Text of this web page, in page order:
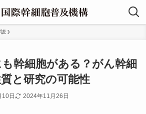
説
幹細胞がある？がん幹細
と研究の可能性
日 2024年11月26日